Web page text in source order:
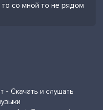
со мной то не рядом
- Скачать и слушать